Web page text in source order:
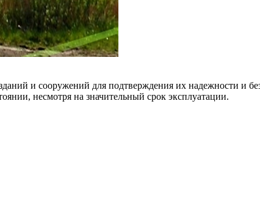
и сооружений для подтверждения их надежности и
несмотря на значительный срок эксплуатации.